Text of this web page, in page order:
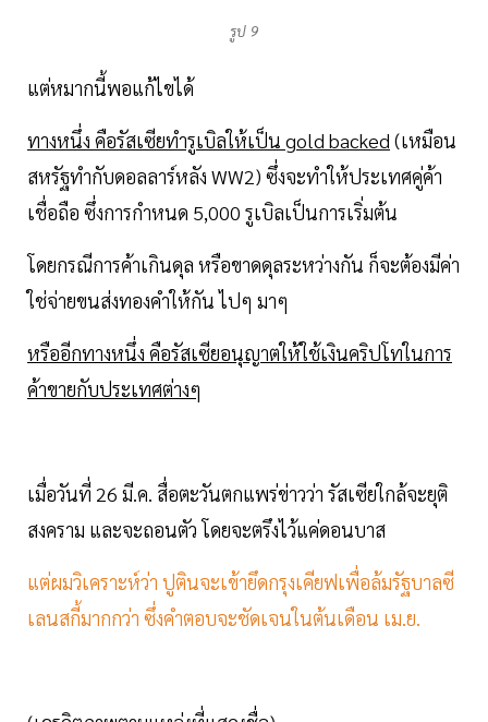
รูป 9
แต่หมากนี้พอแก้ไขได้
ทางหนึ่ง คือรัสเซียทำรูเบิลให้เป็น gold backed (เหมือน
สหรัฐทำกับดอลลาร์หลัง WW2) ซึ่งจะทำให้ประเทศคู่ค้า
เชื่อถือ ซึ่งการกำหนด 5,000 รูเบิลเป็นการเริ่มต้น
โดยกรณีการค้าเกินดุล หรือขาดดุลระหว่างกัน ก็จะต้องมีค่า
ใช่จ่ายขนส่งทองคำให้กัน ไปๆ มาๆ
หรืออีกทางหนึ่ง คือรัสเซียอนุญาตให้ใช้เงินคริปโทในการ
ค้าขายกับประเทศต่างๆ
เมื่อวันที่ 26 มี.ค. สื่อตะวันตกแพร่ข่าวว่า รัสเซียใกล้จะยุติ
สงคราม และจะถอนตัว โดยจะตรึงไว้แค่ดอนบาส
แต่ผมวิเคราะห์ว่า ปูตินจะเข้ายึดกรุงเคียฟเพื่อล้มรัฐบาลซี
เลนสกี้มากกว่า ซึ่งคำตอบจะชัดเจนในต้นเดือน เม.ย.